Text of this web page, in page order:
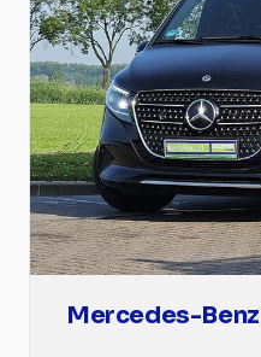
Mercedes-